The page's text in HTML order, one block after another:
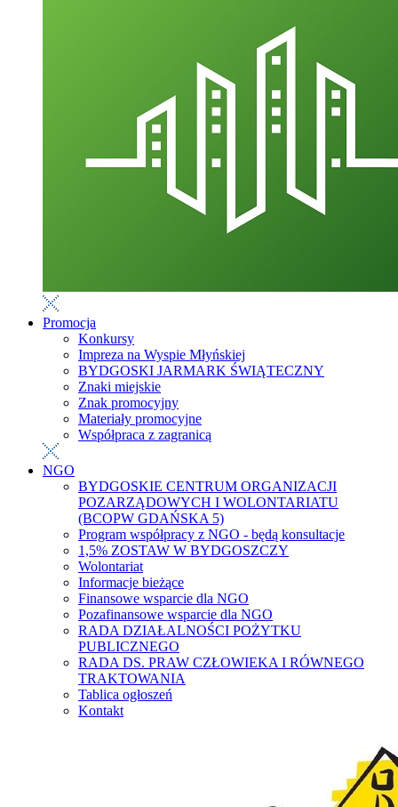
Promocja
Konkursy
Impreza na Wyspie Młyńskiej
BYDGOSKI JARMARK ŚWIĄTECZNY
Znaki miejskie
Znak promocyjny
Materiały promocyjne
Współpraca z zagranicą
NGO
BYDGOSKIE CENTRUM ORGANIZACJI
POZARZĄDOWYCH I WOLONTARIATU
(BCOPW GDAŃSKA 5)
Program współpracy z NGO - będą konsultacje
1,5% ZOSTAW W BYDGOSZCZY
Wolontariat
Informacje bieżące
Finansowe wsparcie dla NGO
Pozafinansowe wsparcie dla NGO
RADA DZIAŁALNOŚCI POŻYTKU
PUBLICZNEGO
RADA DS. PRAW CZŁOWIEKA I RÓWNEGO
TRAKTOWANIA
Tablica ogłoszeń
Kontakt